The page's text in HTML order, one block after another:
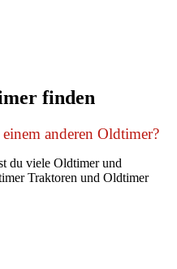
finden
anderen Oldtimer?
du viele Oldtimer und
Traktoren und Oldtimer